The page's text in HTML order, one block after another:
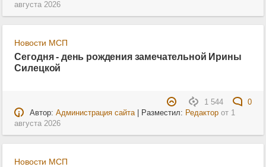
августа 2026
Новости МСП
Сегодня - день рождения замечательной Ирины
Силецкой
1 544
0
Автор: Администрация сайта| Разместил: Редакторот 1
августа 2026
Новости МСП